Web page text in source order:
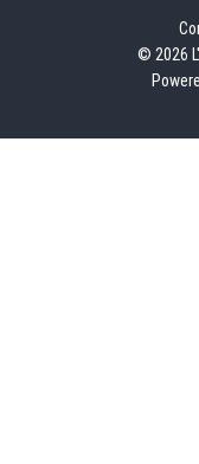
© 2026